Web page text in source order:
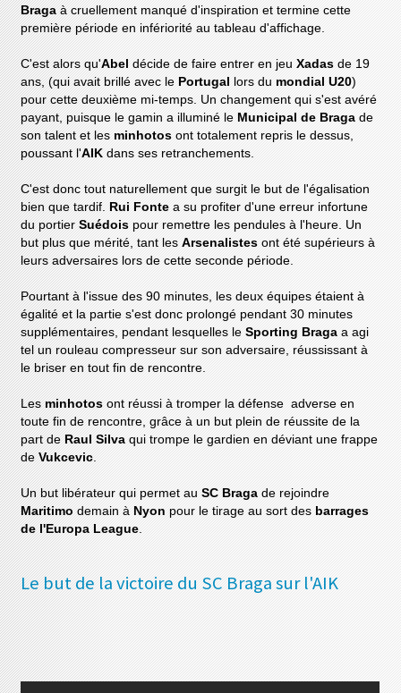
Bragaà cruellement manqué d'inspiration et termine cette
première période en infériorité au tableau d'affichage.
C'est alors qu'Abel décide de faire entrer en jeuXadasde 19
ans, (qui avait brillé avec le Portugal lors du mondial U20)
pour cette deuxième mi-temps. Un changement qui s'est avéré
payant, puisque le gamin a illuminé le Municipal de Braga de
son talent et lesminhotosont totalement repris le dessus,
poussant l'AIK dans ses retranchements.
C'est donc tout naturellement que surgit le but de l'égalisation
bien que tardif.
Rui Fonte a su profiter d'une erreur infortune
du portierSuédoispour remettre les pendules à l'heure. Un
but plus que mérité, tant lesArsenalistesont été supérieurs à
leurs adversaires lors de cette seconde période.
Pourtant à l'issue des 90 minutes, les deux équipes étaient à
égalité et la partie s'est donc prolongé pendant 30 minutes
supplémentaires, pendant lesquelles leSporting Braga a agi
tel un rouleau compresseur sur son adversaire, réussissant à
le briser en tout fin de rencontre.
Lesminhotosont réussi à tromper la défense adverse en
toute fin de rencontre, grâce à un but plein de réussite de la
part de Raul Silva qui trompe le gardien en déviant une frappe
deVukcevic
Un but libérateur qui permet auSC Braga de rejoindre
Maritimodemain à Nyonpour le tirage au sort des barrages
de l'Europa League
Le but de la victoire du SC Braga sur l'AIK